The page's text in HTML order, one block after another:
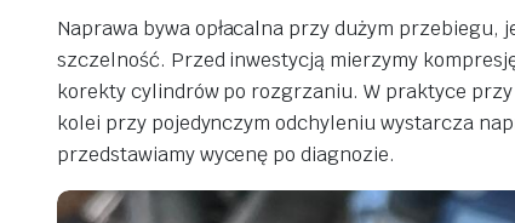
Naprawa bywa opłacalna przy dużym
szczelność. Przed inwestycją mierzymy
korekty cylindrów po rozgrzaniu. W praktyce
kolei przy pojedynczym odchyleniu wystarcza
przedstawiamy wycenę po diagnozie.